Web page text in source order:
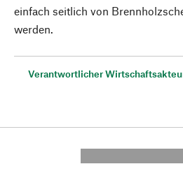
einfach seitlich von
werden.
Verantwortlicher